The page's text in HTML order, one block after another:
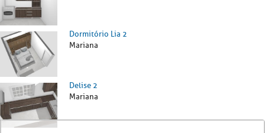
Dormitório Lia 2
Mariana
Delise 2
Mariana